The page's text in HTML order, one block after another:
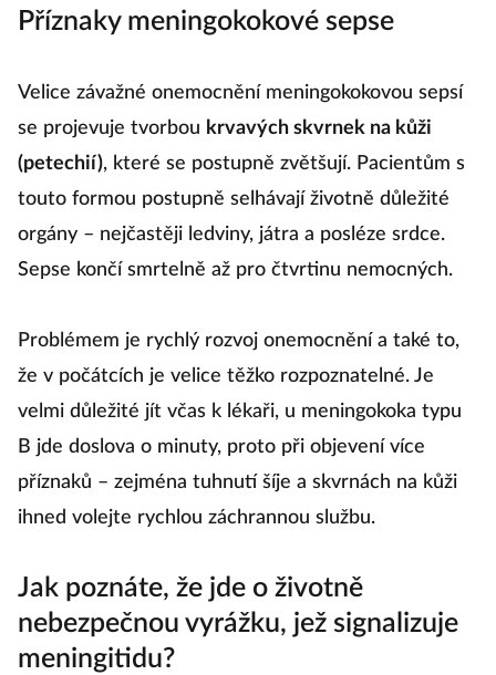
Příznaky meningokokové sepse
Velice závažné onemocnění meningokokovou sepsí
se projevuje tvorbou krvavých skvrnek na kůži
(petechií), které se postupně zvětšují. Pacientům s
touto formou postupně selhávají životně důležité
orgány – nejčastěji ledviny, játra a posléze srdce.
Sepse končí smrtelně až pro čtvrtinu nemocných.
Problémem je rychlý rozvoj onemocnění a také to,
že v počátcích je velice těžko rozpoznatelné. Je
velmi důležité jít včas k lékaři, u meningokoka typu
B jde doslova o minuty, proto při objevení více
příznaků – zejména tuhnutí šíje a skvrnách na kůži
ihned volejte rychlou záchrannou službu.
Jak poznáte, že jde o životně
nebezpečnou vyrážku, jež signalizuje
meningitidu?